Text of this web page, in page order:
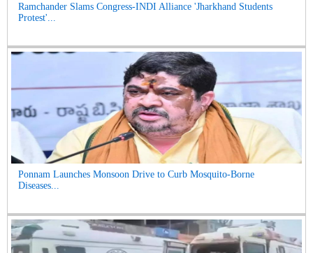
Ramchander Slams Congress-INDI Alliance 'Jharkhand Students
Protest'...
Ponnam Launches Monsoon Drive to Curb Mosquito-Borne
Diseases...